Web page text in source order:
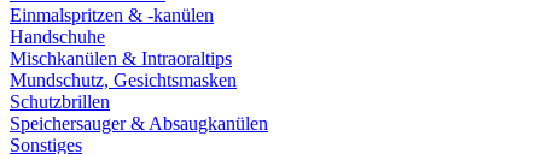
Einmalspritzen & -kanülen
Handschuhe
Mischkanülen & Intraoraltips
Mundschutz, Gesichtsmasken
Schutzbrillen
Speichersauger & Absaugkanülen
Sonstiges